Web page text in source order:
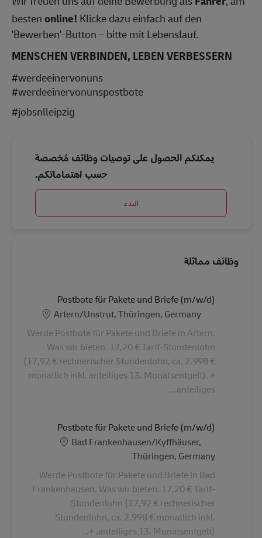
bestenonline! Klicke dazu einfach auf den
'Bewerben'-Button – bitte mit Lebenslauf.
MENSCHEN VERBINDEN, LEBEN VERBESSERN
#werdeeinervonuns
#werdeeinervonunspostbote
#jobsnlleipzig
يمكنكم الحصول على توصيات وظائف مُخصصة
حسب اهتماماتكم.
البدء
وظائف مماثلة
Postbote für Pakete und Briefe (m/w/d)
الموقع
Artern/Unstrut, Thüringen, Germany
Werde Postbote für Pakete und Briefe in Artern.
Was wir bieten. 17,20 € Tarif-Stundenlohn
(17,92 € rechnerischer Stundenlohn, ca. 2.998 €
monatlich inkl. anteiliges 13. Monatsentgelt). +
anteiliges...
Postbote für Pakete und Briefe (m/w/d)
الموقع
Bad Frankenhausen/Kyffhäuser,
Thüringen, Germany
Werde Postbote für Pakete und Briefe in Bad
Frankenhausen. Was wir bieten. 17,20 € Tarif-
Stundenlohn (17,92 € rechnerischer
Stundenlohn, ca. 2.998 € monatlich inkl.
anteiliges 13. Monatsentgelt). +...